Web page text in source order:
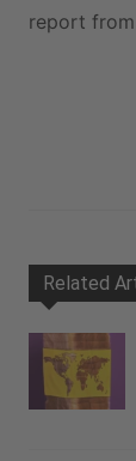
report
Related